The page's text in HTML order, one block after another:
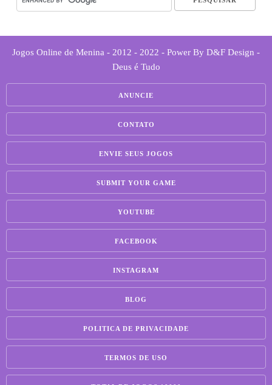
Jogos Online de Menina - 2012 - 2022 - Power By D&F Design -
Deus é Tudo
ANUNCIE
CONTATO
ENVIE SEUS JOGOS
SUBMIT YOUR GAME
YOUTUBE
FACEBOOK
INSTAGRAM
BLOG
POLITICA DE PRIVACIDADE
TERMOS DE USO